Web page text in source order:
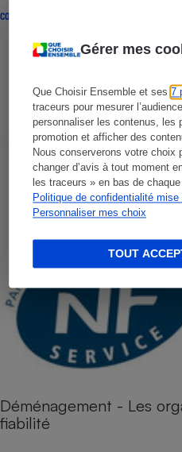
Gérer mes
Que Choisir Ensemble et ses7
traceurs pour mesurer
personnaliser les contenus, les
promotion et afficher des
Nous conserverons votre choix
changer d’avis à tout moment
les traceurs » en bas de
Politique de confidentialité
Personnaliser mes choix
TOUT
CONSEILS
Déménagement - Les
fiabilité